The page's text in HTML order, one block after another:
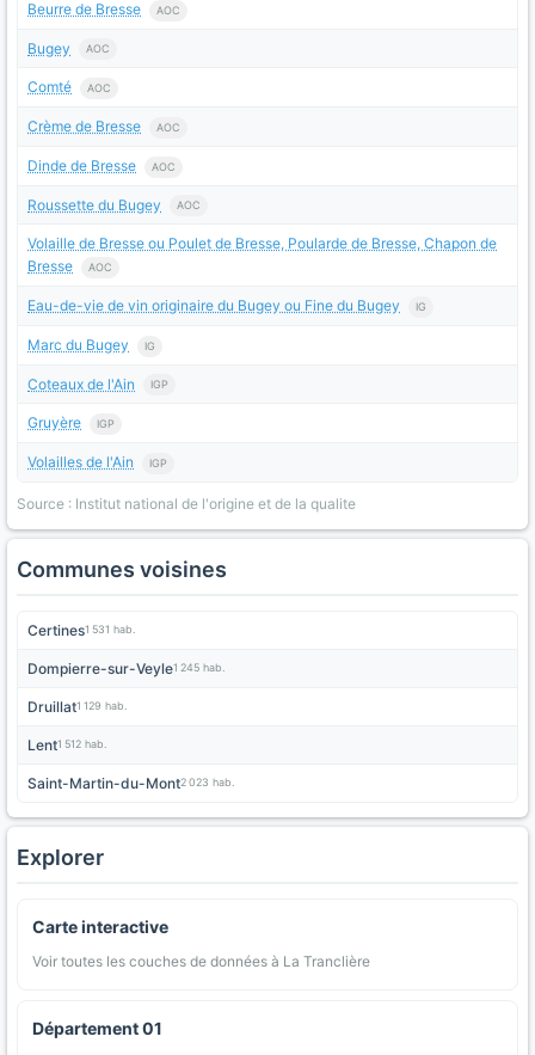
Beurre de Bresse AOC
Bugey AOC
Comté AOC
Crème de Bresse AOC
Dinde de Bresse AOC
Roussette du Bugey AOC
Volaille de Bresse ou Poulet de Bresse, Poularde de Bresse, Chapon de
Bresse
AOC
Eau-de-vie de vin originaire du Bugey ou Fine du Bugey IG
Marc du Bugey IG
Coteaux de l'Ain IGP
Gruyère IGP
Volailles de l'Ain IGP
Source : Institut national de l'origine et de la qualite
Communes voisines
Certines1 531 hab.
Dompierre-sur-Veyle1 245 hab.
Druillat1 129 hab.
Lent1 512 hab.
Saint-Martin-du-Mont2 023 hab.
Explorer
Carte interactive
Voir toutes les couches de données à La Tranclière
Département 01